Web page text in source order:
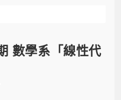
數學系「線性代